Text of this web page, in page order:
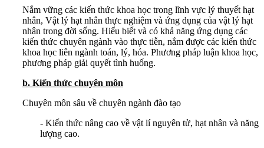
Nắm vững các kiến thức khoa học trong lĩnh vực lý thuyết hạt
nhân, Vật lý hạt nhân thực nghiệm và ứng dụng của vật lý hạt
nhân trong đời sống. Hiểu biết và có khả năng ứng dụng các
kiến thức chuyên ngành vào thực tiễn, nắm được các kiến thức
khoa học liên ngành toán, lý, hóa. Phương pháp luận khoa học,
phương pháp giải quyết tình huống.
b. Kiến thức chuyên môn
Chuyên môn sâu về chuyên ngành đào tạo
- Kiến thức nâng cao về vật lí nguyên tử, hạt nhân và năng
lượng cao.